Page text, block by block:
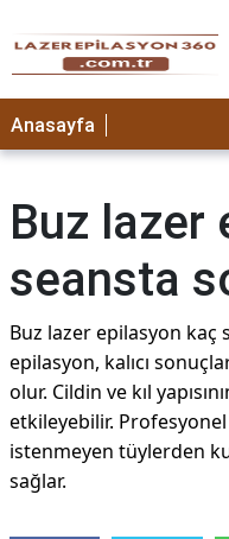
Anasayfa
Buz lazer
seansta
Buz lazer epilasyon kaç
epilasyon, kalıcı
olur. Cildin ve kıl
etkileyebilir.
istenmeyen tüylerden
sağlar.